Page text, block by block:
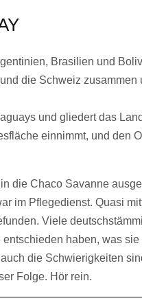
Brasilien und
die Schweiz
und gliedert das
einnimmt, und den
die Chaco Savanne
im Pflegedienst. Quasi
Viele
haben, was
die Schwierigkeiten
Folge. Hör rein.